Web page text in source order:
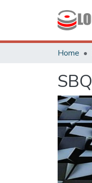
Home